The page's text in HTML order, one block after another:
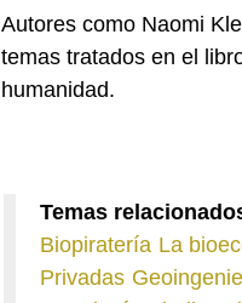
Autores como Naomi
temas tratados en el
humanidad.
Temas
Biopiratería La
Privadas